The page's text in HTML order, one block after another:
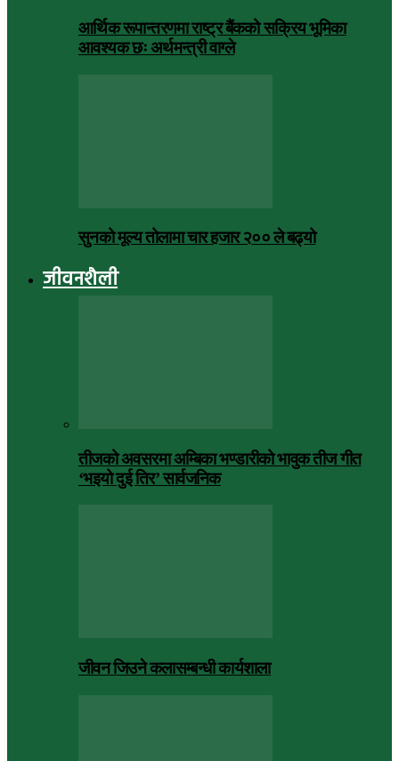
आर्थिक रूपान्तरणमा राष्ट्र बैंकको सक्रिय भूमिका
आवश्यक छः अर्थमन्त्री वाग्ले
सुनको मूल्य तोलामा चार हजार २०० ले बढ्यो
जीवनशैली
तीजको अवसरमा अम्बिका भण्डारीको भावुक तीज गीत
‘भइयो दुई तिर’ सार्वजनिक
जीवन जिउने कलासम्बन्धी कार्यशाला